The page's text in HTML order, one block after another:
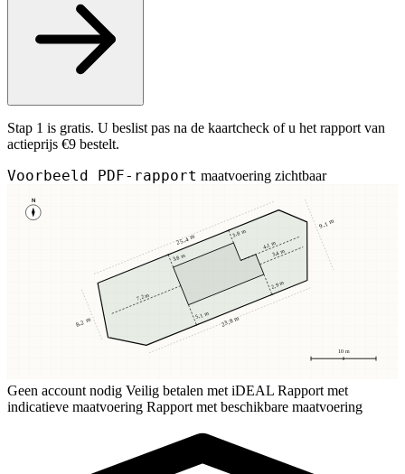
Stap 1 is gratis. U beslist pas na de kaartcheck of u het rapport van
actieprijs €9 bestelt.
Voorbeeld PDF-rapport maatvoering zichtbaar
N
10 m
3,8 m
3,8 m
5,1 m
2,9 m
7,2 m
3,4 m
4,1 m
25,4 m
23,8 m
8,2 m
9,1 m
Geen account nodig Veilig betalen met iDEAL Rapport met
indicatieve maatvoering Rapport met beschikbare maatvoering